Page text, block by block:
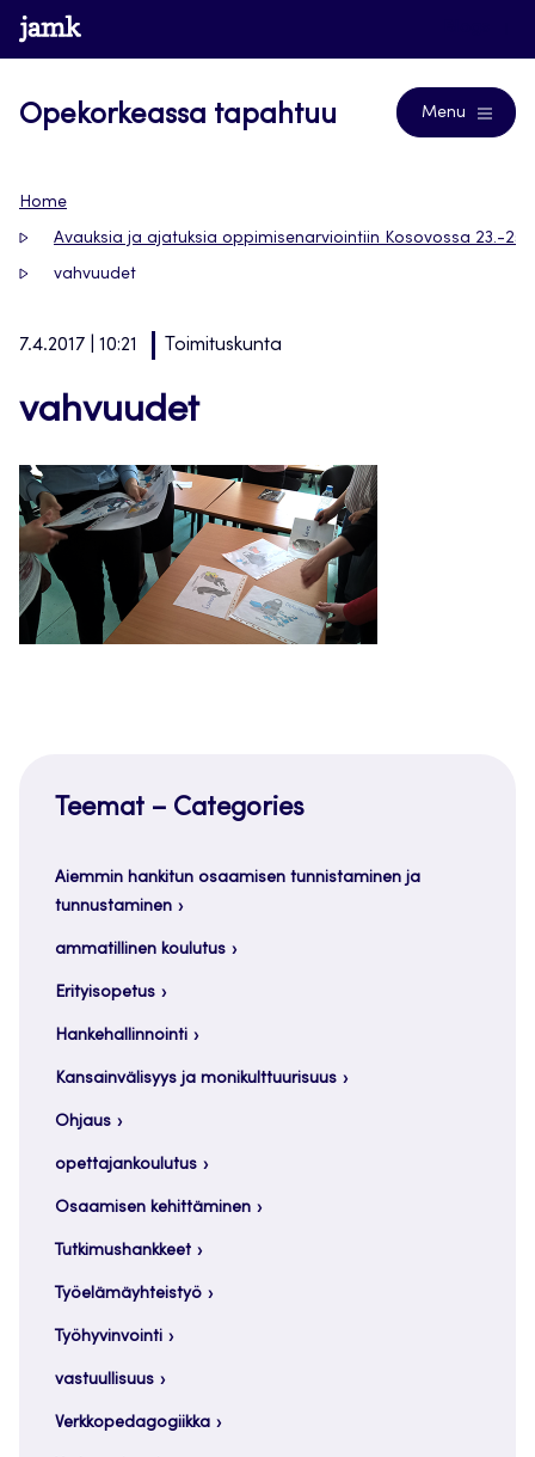
Siirry
suoraan
www.jamk.fi
Opekorkeassa tapahtuu Menu
Home
Avauksia ja ajatuksia oppimisenarviointiin Kosovossa 23.-
vahvuudet
7.4.2017 | 10:21 Toimituskunta
vahvuudet
Teemat – Categories
Aiemmin hankitun osaamisen tunnistaminen ja
tunnustaminen
ammatillinen koulutus
Erityisopetus
Hankehallinnointi
Kansainvälisyys ja monikulttuurisuus
Ohjaus
opettajankoulutus
Osaamisen kehittäminen
Tutkimushankkeet
Työelämäyhteistyö
Työhyvinvointi
vastuullisuus
Verkkopedagogiikka